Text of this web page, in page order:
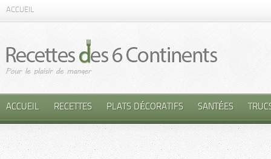
ACCUEIL
ACCUEIL RECETTES PLATS DÉCORATIFS SANTÉES